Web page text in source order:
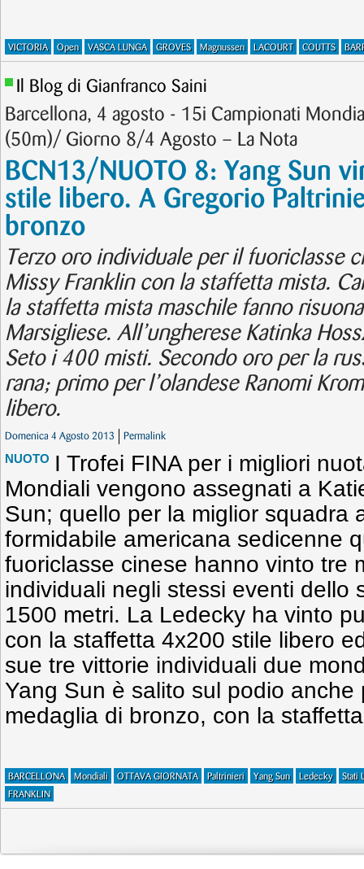
VICTORIA Open VASCA LUNGA GROVES Magnussen LACOURT COUTTS
Il Blog di Gianfranco Saini
Barcellona, 4 agosto - 15i Campionati
(50m)/ Giorno 8/4 Agosto – La Nota
BCN13/NUOTO 8: Yang Sun
stile libero. A Gregorio
bronzo
Terzo oro individuale per il fuoriclasse
Missy Franklin con la staffetta mista.
la staffetta mista maschile fanno
Marsigliese. All’ungherese Katinka
Seto i 400 misti. Secondo oro per la
rana; primo per l’olandese Ranomi
libero.
Domenica 4 Agosto 2013 Permalink
NUOTO I Trofei FINA per i migliori
Mondiali vengono assegnati a
Sun; quello per la miglior squadra
formidabile americana sedicenne
fuoriclasse cinese hanno vinto tre
individuali negli stessi eventi dello
1500 metri. La Ledecky ha vinto
con la staffetta 4x200 stile libero
sue tre vittorie individuali due
Yang Sun è salito sul podio anche
medaglia di bronzo, con la
BARCELLONA Mondiali OTTAVA GIORNATA Paltrinieri Yang Sun Ledecky
Stati
FRANKLIN